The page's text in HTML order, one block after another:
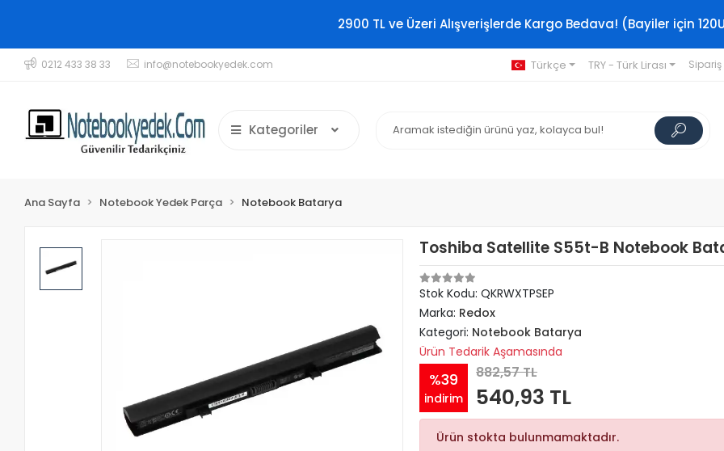
2900 TL ve Üzeri Alışverişlerde Kargo Bedava! (Bayiler için
0212 433 38 33 info@notebookyedek.com Türkçe TRY - Türk Lirası
Kategoriler
Ana Sayfa Notebook Yedek Parça Notebook Batarya
Toshiba Satellite S55t-B Notebook
Stok Kodu: QKRWXTPSEP
Marka: Redox
Kategori: Notebook Batarya
Ürün Tedarik Aşamasında
%39
indirim
882,57 TL
540,93 TL
Ürün stokta bulunmamaktadır.